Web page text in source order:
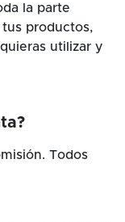
la parte
productos,
utilizar y
Todos